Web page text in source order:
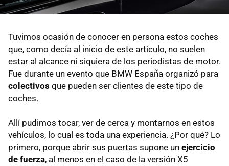
Tuvimos ocasión de conocer en persona estos coches
que, como decía al inicio de este artículo, no suelen
estar al alcance ni siquiera de los periodistas de motor.
Fue durante un evento que BMW España organizó para
colectivos que pueden ser clientes de este tipo de
coches.
Allí pudimos tocar, ver de cerca y montarnos en estos
vehículos, lo cual es toda una experiencia. ¿Por qué? Lo
primero, porque abrir sus puertas supone un ejercicio
de fuerza, al menos en el caso de la versión X5